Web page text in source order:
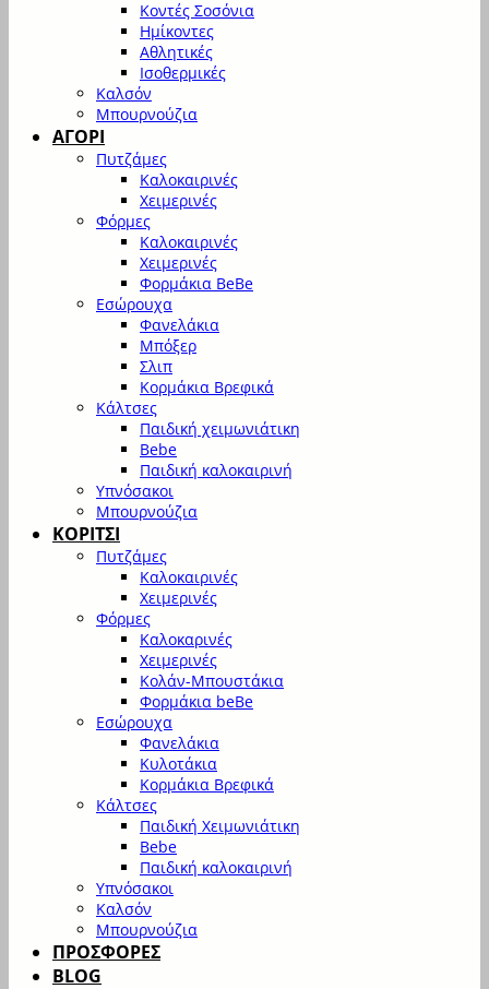
Κοντές Σοσόνια
Ημίκοντες
Αθλητικές
Ισοθερμικές
Καλσόν
Μπουρνούζια
ΑΓΟΡΙ
Πυτζάμες
Καλοκαιρινές
Χειμερινές
Φόρμες
Καλοκαιρινές
Χειμερινές
Φορμάκια BeBe
Εσώρουχα
Φανελάκια
Μπόξερ
Σλιπ
Κορμάκια Βρεφικά
Κάλτσες
Παιδική χειμωνιάτικη
Bebe
Παιδική καλοκαιρινή
Υπνόσακοι
Μπουρνούζια
ΚΟΡΙΤΣΙ
Πυτζάμες
Καλοκαιρινές
Χειμερινές
Φόρμες
Καλοκαρινές
Χειμερινές
Κολάν-Μπουστάκια
Φορμάκια beBe
Εσώρουχα
Φανελάκια
Κυλοτάκια
Κορμάκια Βρεφικά
Κάλτσες
Παιδική Χειμωνιάτικη
Bebe
Παιδική καλοκαιρινή
Υπνόσακοι
Καλσόν
Μπουρνούζια
ΠΡΟΣΦΟΡΕΣ
BLOG